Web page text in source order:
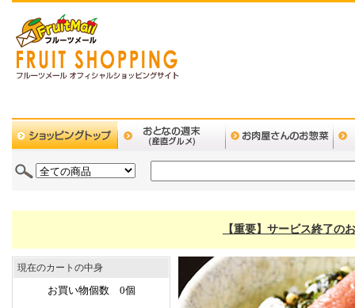
【重要】サービス終了の
現在のカートの中身
お買い物個数 0個